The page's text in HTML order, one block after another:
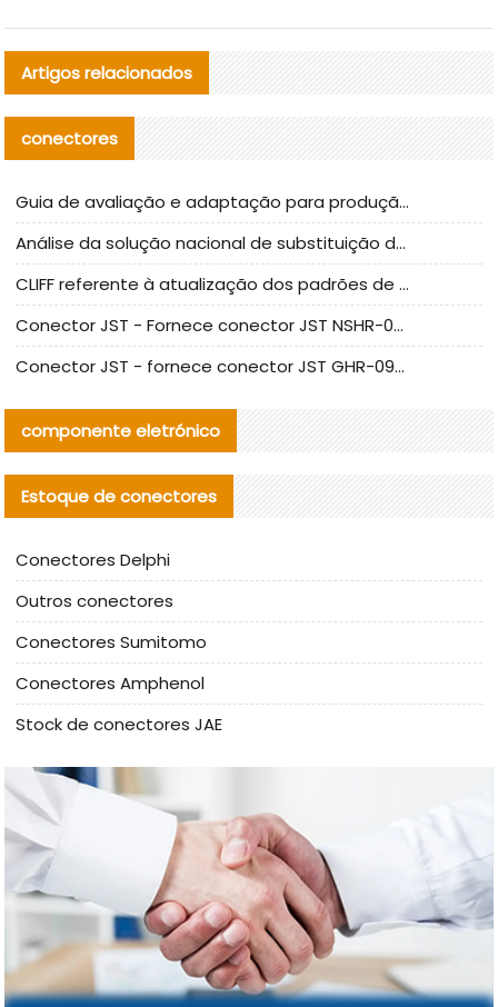
Artigos relacionados
conectores
Guia de avaliação e adaptação para produção em massa de componentes de cabos nacionais CNC Tech
Análise da solução nacional de substituição da linha de alta frequência I-PEX
CLIFF referente à atualização dos padrões de teste de conectores nacionais
Conector JST - Fornece conector JST NSHR-02V-S original | substituto
Conector JST - fornece conector JST GHR-09V-S autêntico | substituto
componente eletrónico
Estoque de conectores
Conectores Delphi
Outros conectores
Conectores Sumitomo
Conectores Amphenol
Stock de conectores JAE